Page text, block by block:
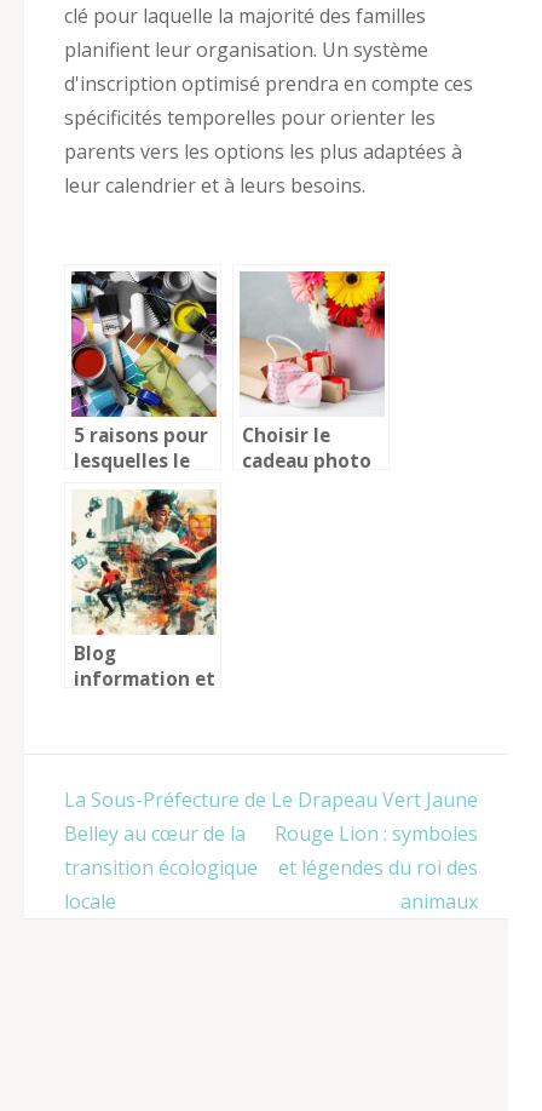
clé pour laquelle la majorité des familles
planifient leur organisation. Un système
d'inscription optimisé prendra en compte ces
spécificités temporelles pour orienter les
parents vers les options les plus adaptées à
leur calendrier et à leurs besoins.
5 raisons pour
lesquelles le
bricolage est
bon pour vous
Choisir le
cadeau photo
Blog
information et
droits quand
on est mineur
Navigation
de
l’article
La Sous-Préfecture de
Belley au cœur de la
transition écologique
locale
Le Drapeau Vert Jaune
Rouge Lion : symboles
et légendes du roi des
animaux